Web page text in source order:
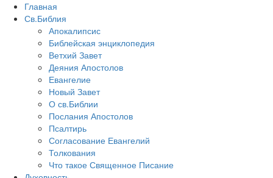
Главная
Св.Библия
Апокалипсис
Библейская энциклопедия
Ветхий Завет
Деяния Апостолов
Евангелие
Новый Завет
О св.Библии
Послания Апостолов
Псалтирь
Согласование Евангелий
Толкования
Что такое Священное Писание